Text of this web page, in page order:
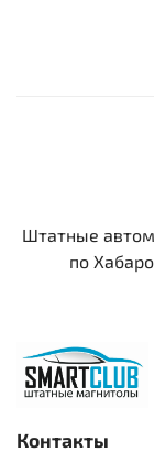
Штатные
по
Контакты